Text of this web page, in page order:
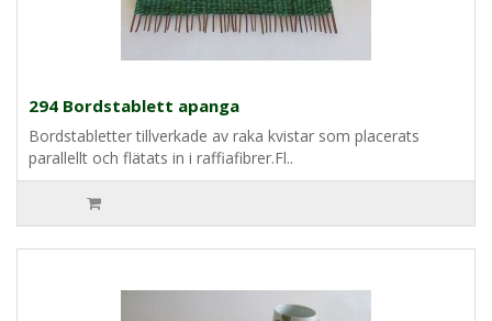
294 Bordstablett apanga
Bordstabletter tillverkade av raka kvistar som placerats
parallellt och flätats in i raffiafibrer.Fl..